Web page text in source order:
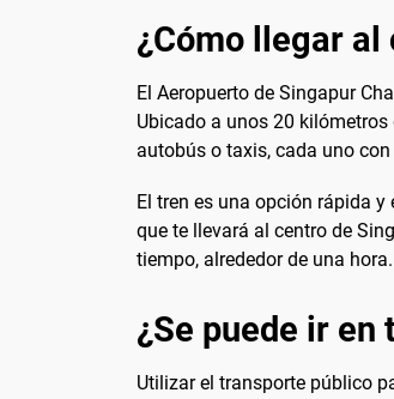
¿Cómo llegar al
El Aeropuerto de Singapur
Ubicado a unos 20
autobús o taxis, cada uno
El tren es una opción rápida
que te llevará al centro de
tiempo, alrededor de una hora.
¿Se puede ir
Utilizar el transporte público